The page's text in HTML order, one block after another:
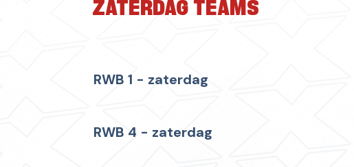
ZATERDAG TEAMS
RWB 1 - zaterdag
RWB 4 - zaterdag